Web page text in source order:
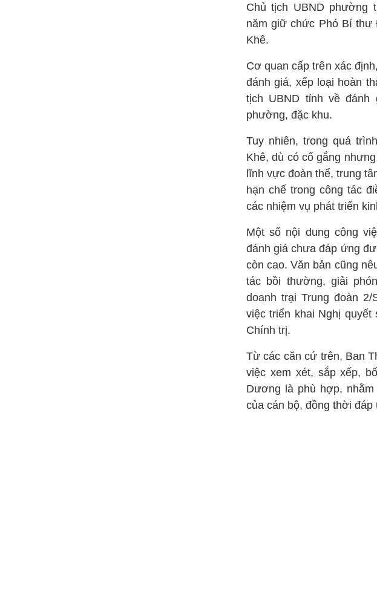
Chủ tịch UBND phường
năm giữ chức Phó Bí thư
Khê.
Cơ quan cấp trên xác
đánh giá, xếp loại hoàn
tịch UBND tỉnh về đánh
phường, đặc khu.
Tuy nhiên, trong quá
Khê, dù có cố gắng
lĩnh vực đoàn thể, trung
hạn chế trong công tác
các nhiệm vụ phát triển
Một số nội dung công
đánh giá chưa đáp ứng
còn cao. Văn bản cũng
tác bồi thường, giải
doanh trại Trung đoàn
việc triển khai Nghị quyết
Chính trị.
Từ các căn cứ trên, Ban
việc xem xét, sắp xếp,
Dương là phù hợp,
của cán bộ, đồng thời